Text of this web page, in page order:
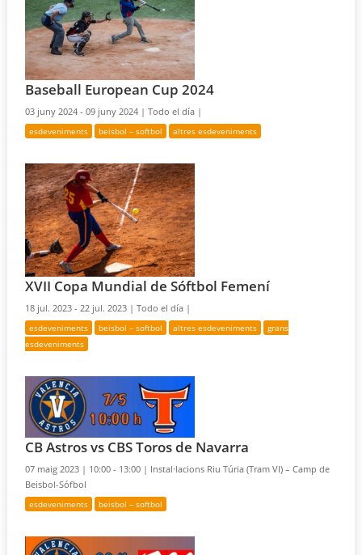
Baseball European Cup 2024
03 juny 2024 - 09 juny 2024 |Todo el día |
esdeveniments beisbol – softbol altres esdeveniments
XVII Copa Mundial de Sóftbol Femení
18 jul. 2023 - 22 jul. 2023 |Todo el día |
esdeveniments beisbol – softbol altres esdeveniments
grans
esdeveniments
CB Astros vs CBS Toros de Navarra
07 maig 2023 | 10:00 - 13:00 | Instal·lacions Riu Túria (Tram VI) – Camp de
Beisbol-Sófbol
esdeveniments beisbol – softbol